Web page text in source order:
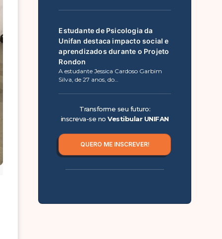
Estudante de Psicologia da
Unifan destaca impacto social e
aprendizados durante o Projeto
Rondon
A estudante Jessica Cardoso Garbim
Silva, de 27 anos, do…
Transforme seu futuro:
inscreva-se noVestibular UNIFAN
QUERO ME INSCREVER!